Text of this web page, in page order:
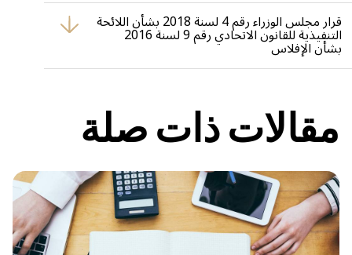
قرار مجلس الوزراء رقم 4 لسنة 2018 بشأن اللائحة
التنفيذية للقانون الاتحادي رقم 9 لسنة 2016 بشأن الإفلاس
يقدم هذا القرار اللوائح التنفيذية التفصيلية لقانون الإفلاس الاتحادي في
مقالات ذات صلة